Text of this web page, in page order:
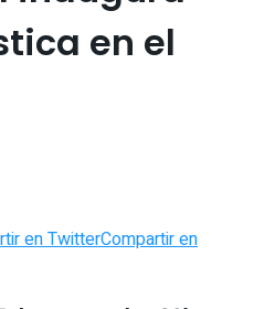
en el
en TwitterCompartir en